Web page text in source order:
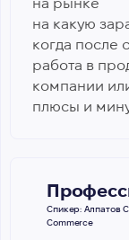
на рынке
на какую
когда после
работа в
компании
плюсы и
Спикер: Алпатов
Commerce